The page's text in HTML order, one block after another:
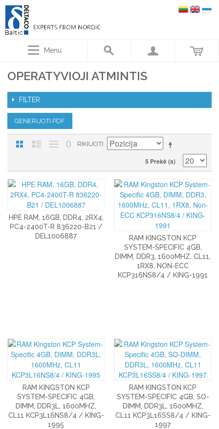
Menu
OPERATYVIOJI ATMINTIS
FILTER
GENERUOTI PDF
RIKIUOTI
5 Prekė (s)
HPE RAM, 16GB, DDR4, 2RX4,
PC4-2400T-R 836220-B21 /
DEL1006887
RAM KINGSTON KCP
SYSTEM-SPECIFIC 4GB,
DIMM, DDR3, 1600MHZ, CL11,
1RX8, NON-ECC
KCP316NS8/4 / KING-1991
RAM KINGSTON KCP
SYSTEM-SPECIFIC 4GB,
DIMM, DDR3L, 1600MHZ,
CL11 KCP3L16NS8/4 / KING-
1995
RAM KINGSTON KCP
SYSTEM-SPECIFIC 4GB, SO-
DIMM, DDR3L, 1600MHZ,
CL11 KCP3L16SS8/4 / KING-
1997